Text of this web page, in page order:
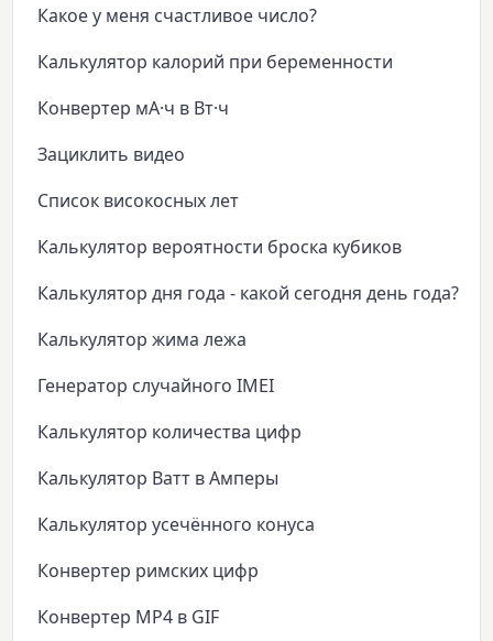
Какое у меня счастливое число?
Калькулятор калорий при беременности
Конвертер мА·ч в Вт·ч
Зациклить видео
Список високосных лет
Калькулятор вероятности броска кубиков
Калькулятор дня года - какой сегодня день года?
Калькулятор жима лежа
Генератор случайного IMEI
Калькулятор количества цифр
Калькулятор Ватт в Амперы
Калькулятор усечённого конуса
Конвертер римских цифр
Конвертер MP4 в GIF